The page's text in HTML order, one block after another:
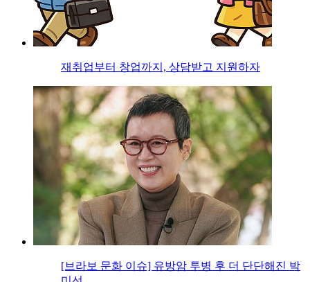
재취업부터 창업까지, 상담받고 지원하자
[브라보 문화 이슈] 유방암 투병 후 더 단단해진 박